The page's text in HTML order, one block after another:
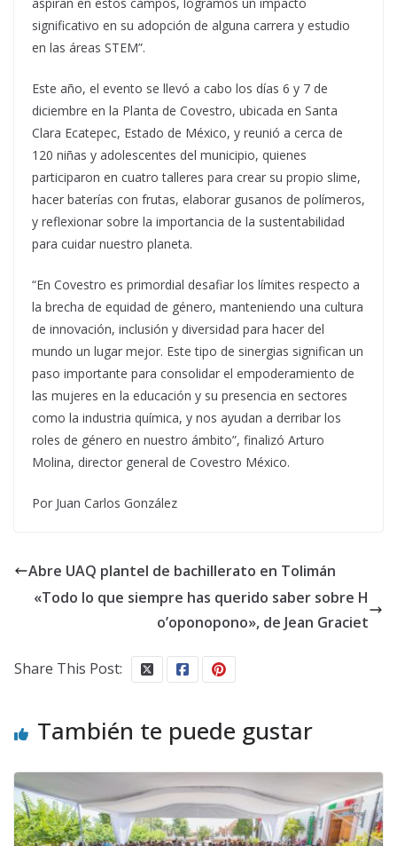
significativo en su adopción de alguna carrera y estudio
en las áreas STEM”.
Este año, el evento se llevó a cabo los días 6 y 7 de
diciembre en la Planta de Covestro, ubicada en Santa
Clara Ecatepec, Estado de México, y reunió a cerca de
120 niñas y adolescentes del municipio, quienes
participaron en cuatro talleres para crear su propio slime,
hacer baterías con frutas, elaborar gusanos de polímeros,
y reflexionar sobre la importancia de la sustentabilidad
para cuidar nuestro planeta.
“En Covestro es primordial desafiar los límites respecto a
la brecha de equidad de género, manteniendo una cultura
de innovación, inclusión y diversidad para hacer del
mundo un lugar mejor. Este tipo de sinergias significan un
paso importante para consolidar el empoderamiento de
las mujeres en la educación y su presencia en sectores
como la industria química, y nos ayudan a derribar los
roles de género en nuestro ámbito”, finalizó Arturo
Molina, director general de Covestro México.
Por Juan Carlos González
Abre UAQ plantel de bachillerato en Tolimán
«Todo lo que siempre has querido saber sobre H
o’oponopono», de Jean Graciet
Share This Post:
También te puede gustar